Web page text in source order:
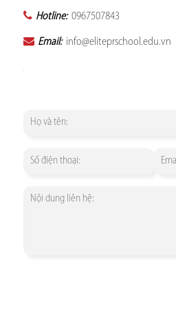
Hotline: 0967507843
Email: info@eliteprschool.edu.vn